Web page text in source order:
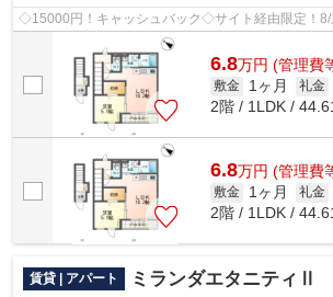
◇15000円！キャッシュバック◇サイト経由限定！8/
6.8万円 (管理費
敷金 1ヶ月 礼金
2階 / 1LDK /
6.8万円 (管理費
敷金 1ヶ月 礼金
2階 / 1LDK /
賃貸 | アパート ミランダエタニティⅡ